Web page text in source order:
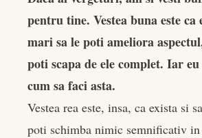
pentru tine. Vestea buna este ca
mari sa le poti ameliora
poti scapa de ele complet. Iar
cum sa faci asta.
Vestea rea este, insa, ca exista si
poti schimba nimic semnificativ